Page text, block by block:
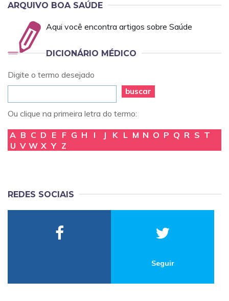
ARQUIVO BOA SAÚDE
Aqui você encontra artigos sobre Saúde
DICIONÁRIO MÉDICO
Digite o termo desejado
buscar
Ou clique na primeira letra do termo:
A B C D E F G H I J K L M N O P Q R S T
U V W X Y Z
REDES SOCIAIS
Seguir